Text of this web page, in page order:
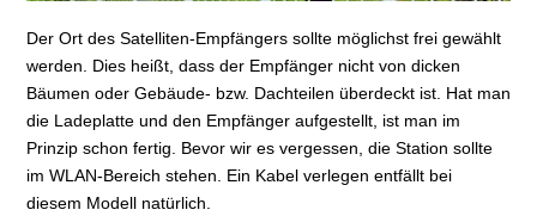
Der Ort des Satelliten-Empfängers sollte möglichst frei gewählt
werden. Dies heißt, dass der Empfänger nicht von dicken
Bäumen oder Gebäude- bzw. Dachteilen überdeckt ist. Hat man
die Ladeplatte und den Empfänger aufgestellt, ist man im
Prinzip schon fertig. Bevor wir es vergessen, die Station sollte
im WLAN-Bereich stehen. Ein Kabel verlegen entfällt bei
diesem Modell natürlich.